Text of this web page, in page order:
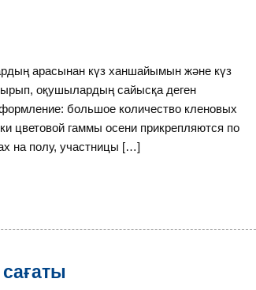
арасынан күз ханшайымын және күз
оқушылардың сайысқа деген
большое количество кленовых
цветовой гаммы осени прикрепляются по
на полу, участницы […]